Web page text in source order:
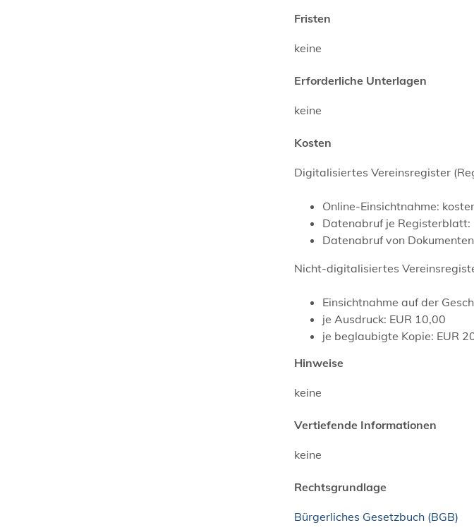
Fristen
keine
Erforderliche Unterlagen
keine
Kosten
Digitalisiertes Vereinsregister
Online-Einsichtnahme:
Datenabruf je Registerblatt:
Datenabruf von
Nicht-digitalisiertes
Einsichtnahme auf der
je Ausdruck: EUR 10,00
je beglaubigte Kopie: EUR
Hinweise
keine
Vertiefende Informationen
keine
Rechtsgrundlage
Bürgerliches Gesetzbuch (BGB)